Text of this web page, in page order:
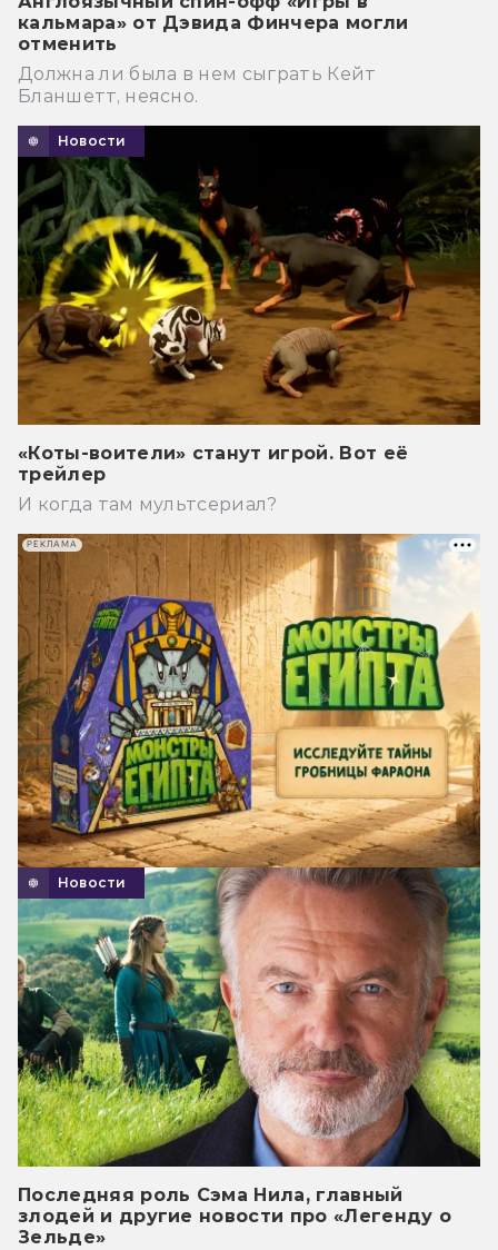
кальмара» от Дэвида Финчера могли
отменить
Должна ли была в нем сыграть Кейт
Бланшетт, неясно.
Новости
«Коты-воители» станут игрой. Вот её
трейлер
И когда там мультсериал?
Новости
Последняя роль Сэма Нила, главный
злодей и другие новости про «Легенду о
Зельде»
РЕКЛАМА